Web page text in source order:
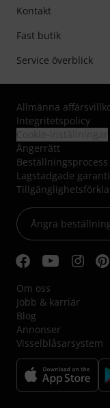
Kontakt
Fast butik
Service överblick
Allmänna
Integritetspolicy
Ångerrätt
Lagstadgade
Ångra
Om oss
Jobb & karriär
Blog
Annonser
Visselblåsarsystem